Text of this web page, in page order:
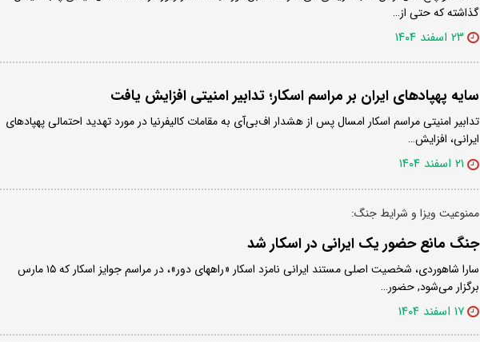
گذاشته که حتی از…
۲۳ اسفند ۱۴۰۴
سایه پهپادهای ایران بر مراسم اسکار؛ تدابیر امنیتی افزایش یافت
تدابیر امنیتی مراسم اسکار امسال پس از هشدار اف‌بی‌آی به مقامات کالیفرنیا در مورد تهدید احتمالی پهپادهای
ایرانی، افزایش…
۲۱ اسفند ۱۴۰۴
ممنوعیت ویزا و شرایط جنگ:
جنگ مانع حضور یک ایرانی در اسکار شد
سارا شاهوردی، شخصیت اصلی مستند ایرانی نامزد اسکار «راههای دور»، در مراسم جوایز اسکار که ۱۵ مارس
برگزار می‌شود, حضور…
۱۷ اسفند ۱۴۰۴